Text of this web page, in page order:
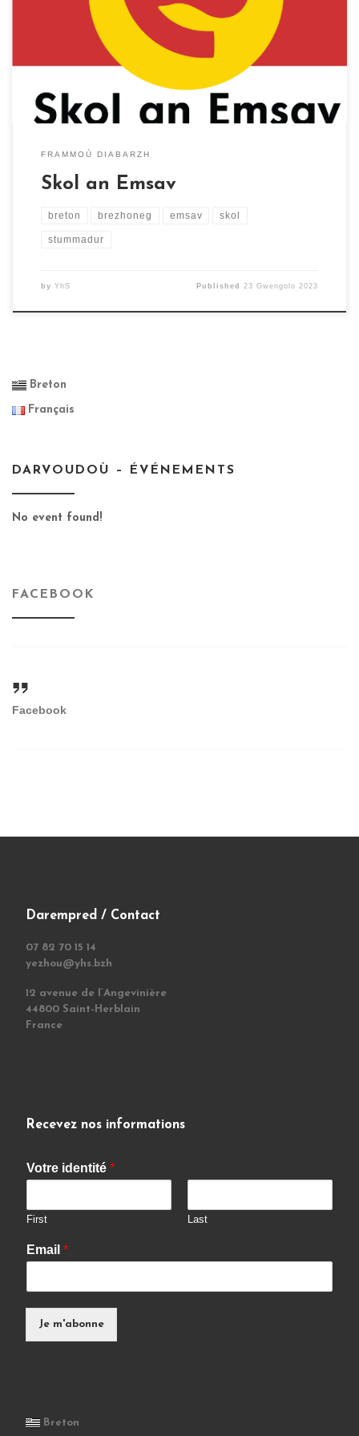
sevenadurel gant Pol Kalvez, Bernez Rouz, Lukian
Kergoat, Martial Ménard, Yann Guillamot ha Tangi
Louarn. Kelenn brezhoneg eus un tu ha brudañ ar yezh
hag ar sevenadur […]
FRAMMOÙ DIABARZH
Skol an Emsav
breton brezhoneg emsav skol
stummadur
by YhS Published23 Gwengolo 2023
Breton
Français
DARVOUDOÙ – ÉVÉNEMENTS
No event found!
FACEBOOK
Facebook
Darempred / Contact
07 82 70 15 14
yezhou@yhs.bzh
12 avenue de l’Angevinière
44800 Saint-Herblain
France
Recevez nos informations
Votre identité *
First Last
Email *
Je m'abonne
Breton